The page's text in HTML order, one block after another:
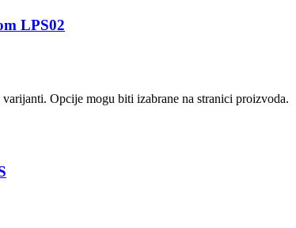
LPS02
Opcije mogu biti izabrane na stranici proizvoda.